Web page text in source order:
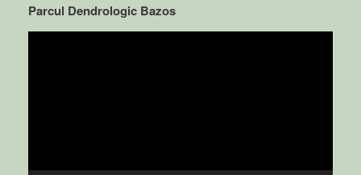
Parcul Dendrologic Bazos